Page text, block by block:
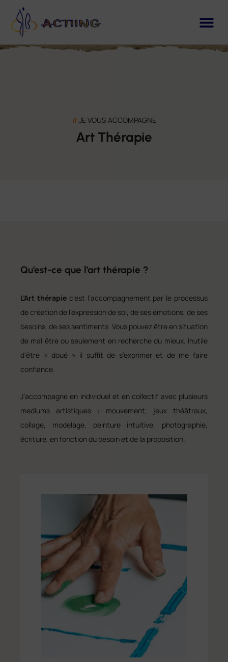
// JE VOUS ACCOMPAGNE
Art Thérapie
Qu’est-ce que l’art thérapie ?
L’Art thérapiec’est l’accompagnement par le processus
de création de l’expression de soi, de ses émotions, de ses
besoins, de ses sentiments. Vous pouvez être en situation
de mal être ou seulement en recherche du mieux. Inutile
d’être « doué » il suffit de s’exprimer et de me faire
confiance.
J’accompagne en individuel et en collectif avec plusieurs
mediums artistiques : mouvement, jeux théâtraux,
collage, modelage, peinture intuitive, photographie,
écriture, en fonction du besoin et de la proposition.